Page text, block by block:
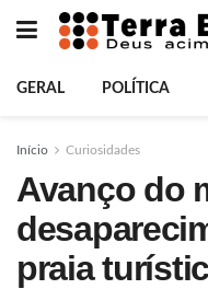
GERAL POLÍTICA
Início Curiosidades
Avanço do
praia